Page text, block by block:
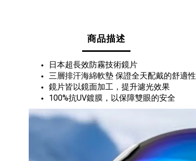
商品描述
日本超長效防霧技術鏡片
三層排汗海綿軟墊 保證全天配戴的舒適性
鏡片皆以鏡面加工，提升濾光效果
100%抗UV鍍膜，以保障雙眼的安全